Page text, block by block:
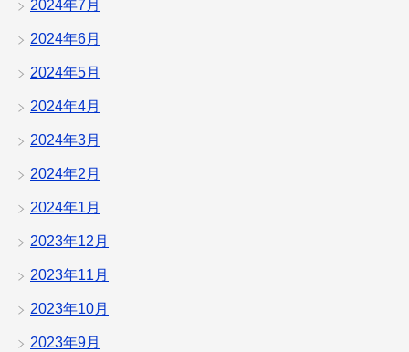
2024年7月
2024年6月
2024年5月
2024年4月
2024年3月
2024年2月
2024年1月
2023年12月
2023年11月
2023年10月
2023年9月